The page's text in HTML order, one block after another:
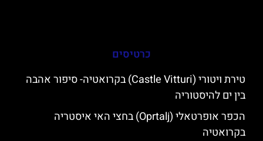
כרטיסים
טירת ויטורי (Castle Vitturi) בקרואטיה- סיפור אהבה
בין ים להיסטוריה
הכפר אופרטאלי (Oprtalj) בחצי האי איסטריה
בקרואטיה